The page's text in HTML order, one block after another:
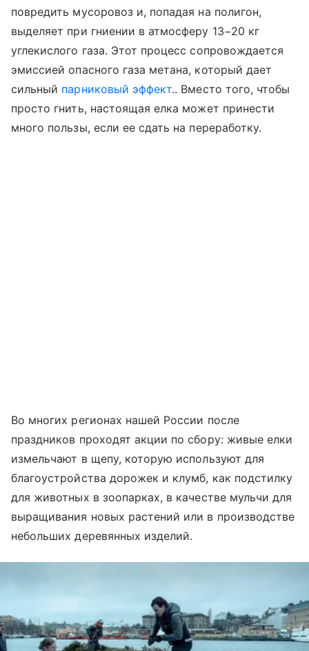
повредить мусоровоз и, попадая на полигон,
выделяет при гниении в атмосферу 13−20 кг
углекислого газа. Этот процесс сопровождается
эмиссией опасного газа метана, который дает
сильный парниковый эффект.. Вместо того, чтобы
просто гнить, настоящая елка может принести
много пользы, если ее сдать на переработку.
Во многих регионах нашей России после
праздников проходят акции по сбору: живые елки
измельчают в щепу, которую используют для
благоустройства дорожек и клумб, как подстилку
для животных в зоопарках, в качестве мульчи для
выращивания новых растений или в производстве
небольших деревянных изделий.